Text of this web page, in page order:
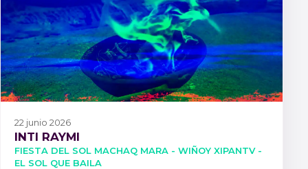
22 junio 2026
INTI RAYMI
FIESTA DEL SOL MACHAQ MARA - WIÑOY XIPANTV -
EL SOL QUE BAILA